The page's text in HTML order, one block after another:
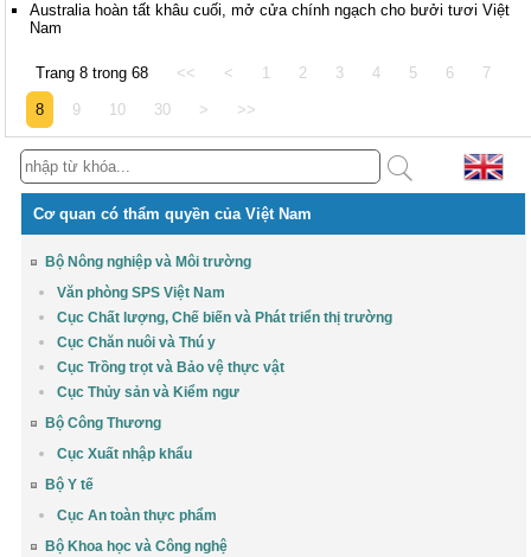
Australia hoàn tất khâu cuối, mở cửa chính ngạch cho bưởi tươi Việt
Nam
Trang 8 trong 68 << < 1 2 3 4 5 6 7
8 9 10 30 > >>
Cơ quan có thẩm quyền của Việt Nam
Bộ Nông nghiệp và Môi trường
Văn phòng SPS Việt Nam
Cục Chất lượng, Chế biến và Phát triển thị trường
Cục Chăn nuôi và Thú y
Cục Trồng trọt và Bảo vệ thực vật
Cục Thủy sản và Kiểm ngư
Bộ Công Thương
Cục Xuất nhập khẩu
Bộ Y tế
Cục An toàn thực phẩm
Bộ Khoa học và Công nghệ